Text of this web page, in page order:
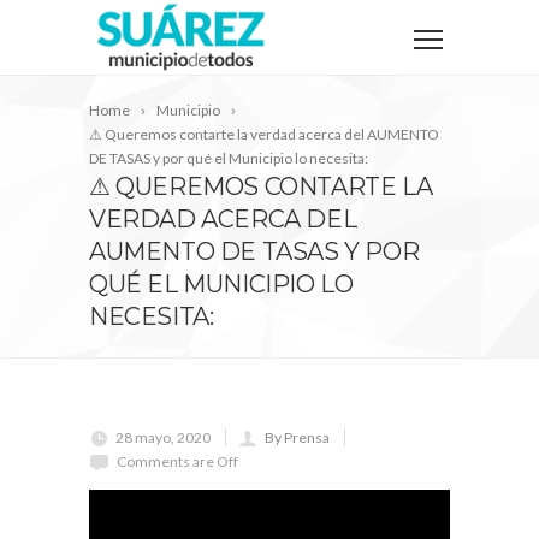
Home
Municipio
⚠ Queremos contarte la verdad acerca del AUMENTO
DE TASAS y por qué el Municipio lo necesita:
⚠ QUEREMOS CONTARTE LA
VERDAD ACERCA DEL
AUMENTO DE TASAS Y POR
QUÉ EL MUNICIPIO LO
NECESITA:
28 mayo, 2020
By Prensa
Comments are Off